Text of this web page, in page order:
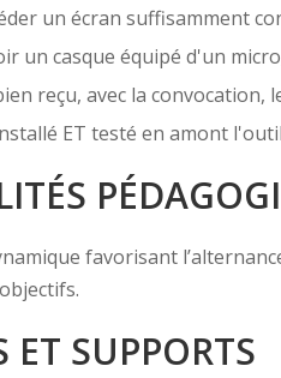
un écran suffisamment
un casque équipé d'un
reçu, avec la convocation,
ET testé en amont
favorisant
ET SUPPORTS